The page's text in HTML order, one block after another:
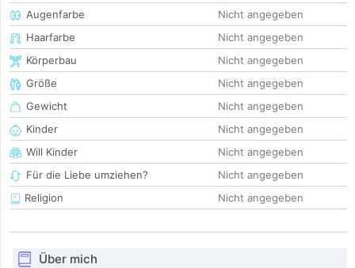
Augenfarbe
Nicht angegeben
Haarfarbe
Nicht angegeben
Körperbau
Nicht angegeben
Größe
Nicht angegeben
Gewicht
Nicht angegeben
Kinder
Nicht angegeben
Will Kinder
Nicht angegeben
Für die Liebe umziehen?
Nicht angegeben
Religion
Nicht angegeben
Über mich